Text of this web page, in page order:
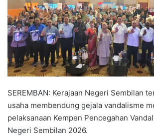
e
m
a
l
SEREMBAN: Kerajaan Negeri Sembilan
usaha membendung gejala vandalisme
pelaksanaan Kempen Pencegahan
Negeri Sembilan 2026.